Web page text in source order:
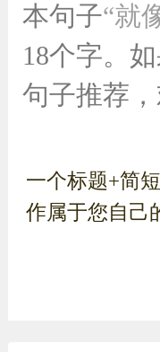
本句子“就
18个字。
句子推荐
一个标题+简
作属于您自己